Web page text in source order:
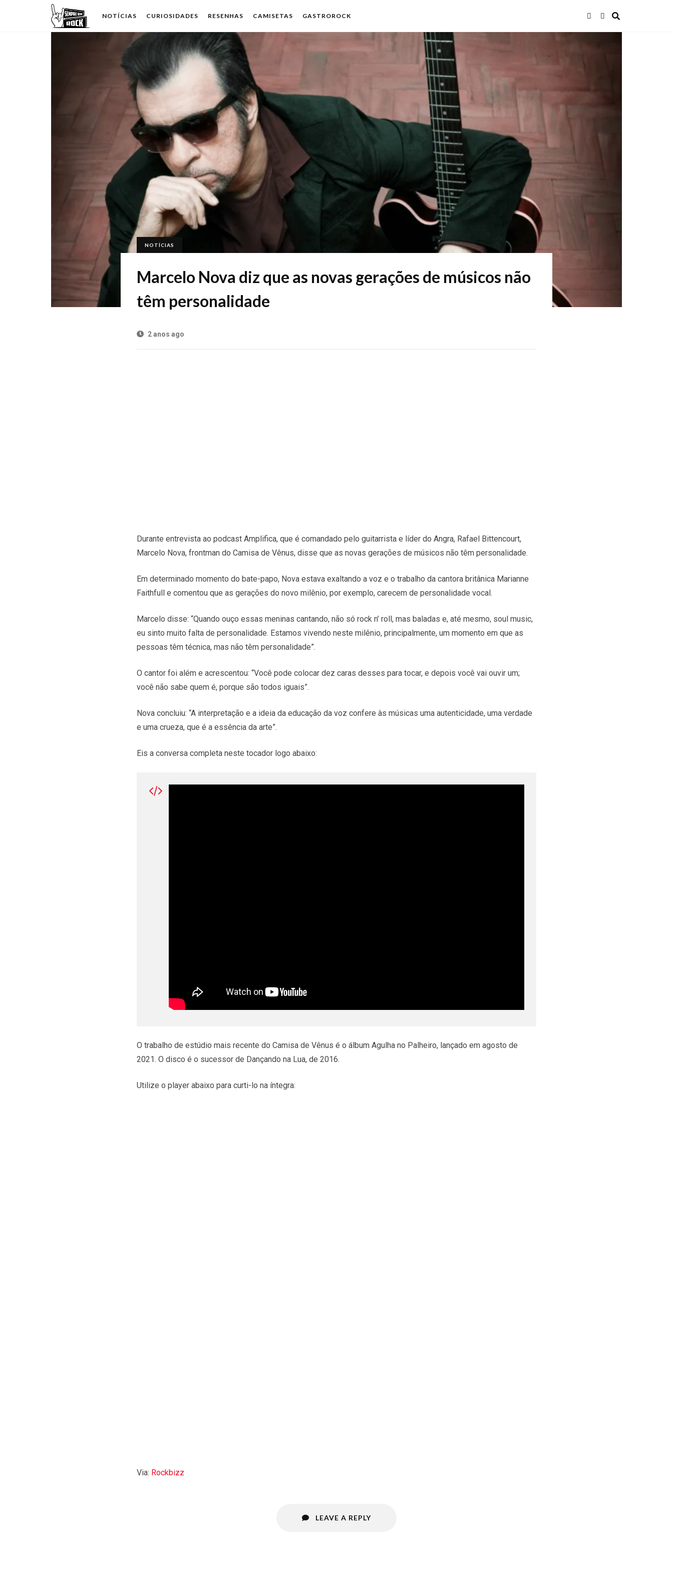
NOTÍCIAS CURIOSIDADES RESENHAS CAMISETAS GASTROROCK
NOTÍCIAS
Marcelo Nova diz que as novas gerações de músicos não
têm personalidade
2 anos ago
Durante entrevista ao podcast Amplifica, que é comandado pelo guitarrista e líder do Angra, Rafael Bittencourt,
Marcelo Nova, frontman do Camisa de Vênus, disse que as novas gerações de músicos não têm personalidade.
Em determinado momento do bate-papo, Nova estava exaltando a voz e o trabalho da cantora britânica Marianne
Faithfull e comentou que as gerações do novo milênio, por exemplo, carecem de personalidade vocal.
Marcelo disse: “Quando ouço essas meninas cantando, não só rock n’ roll, mas baladas e, até mesmo, soul music,
eu sinto muito falta de personalidade. Estamos vivendo neste milênio, principalmente, um momento em que as
pessoas têm técnica, mas não têm personalidade”.
O cantor foi além e acrescentou: “Você pode colocar dez caras desses para tocar, e depois você vai ouvir um;
você não sabe quem é, porque são todos iguais”.
Nova concluiu: “A interpretação e a ideia da educação da voz confere às músicas uma autenticidade, uma verdade
e uma crueza, que é a essência da arte”.
Eis a conversa completa neste tocador logo abaixo:
O trabalho de estúdio mais recente do Camisa de Vênus é o álbum Agulha no Palheiro, lançado em agosto de
2021. O disco é o sucessor de Dançando na Lua, de 2016.
Utilize o player abaixo para curti-lo na íntegra:
Via: Rockbizz
LEAVE A REPLY